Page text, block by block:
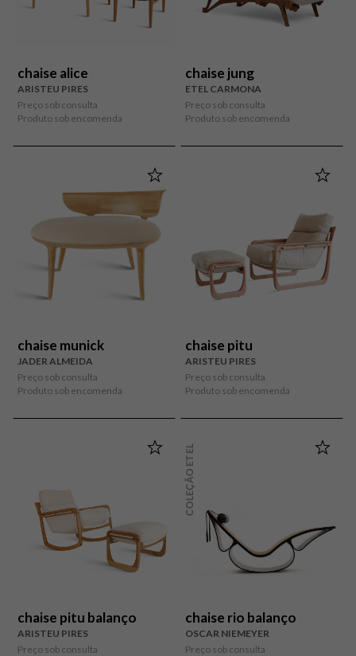
chaise alice
ARISTEU PIRES
Preço sob consulta
Produto sob encomenda
chaise jung
ETEL CARMONA
Preço sob consulta
Produto sob encomenda
chaise munick
JADER ALMEIDA
Preço sob consulta
Produto sob encomenda
chaise pitu
ARISTEU PIRES
Preço sob consulta
Produto sob encomenda
chaise pitu balanço
ARISTEU PIRES
Preço sob consulta
COLEÇÃO ETEL
chaise rio balanço
OSCAR NIEMEYER
Preço sob consulta